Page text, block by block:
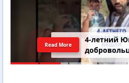
4-летний
Read More